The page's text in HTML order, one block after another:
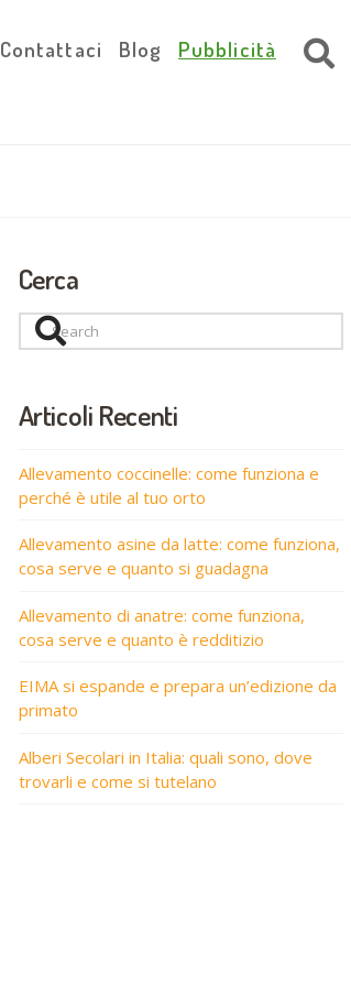
Contattaci Blog Pubblicità
Cerca
Search
Articoli Recenti
Allevamento coccinelle: come funziona e
perché è utile al tuo orto
Allevamento asine da latte: come funziona,
cosa serve e quanto si guadagna
Allevamento di anatre: come funziona,
cosa serve e quanto è redditizio
EIMA si espande e prepara un’edizione da
primato
Alberi Secolari in Italia: quali sono, dove
trovarli e come si tutelano